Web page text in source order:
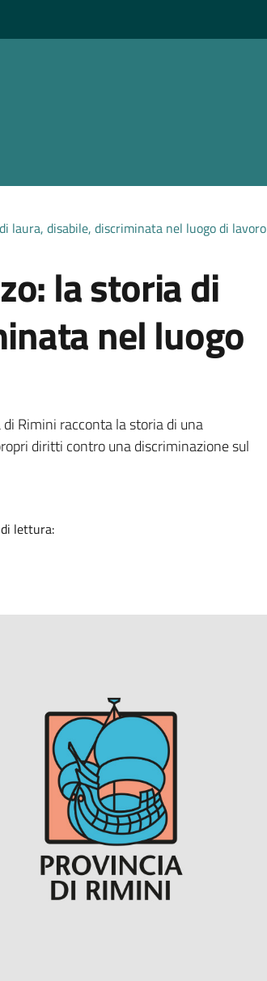
laura, disabile, discriminata nel luogo di lavoro
la storia di
nel luogo
Rimini racconta la storia di una
diritti contro una discriminazione sul
lettura: